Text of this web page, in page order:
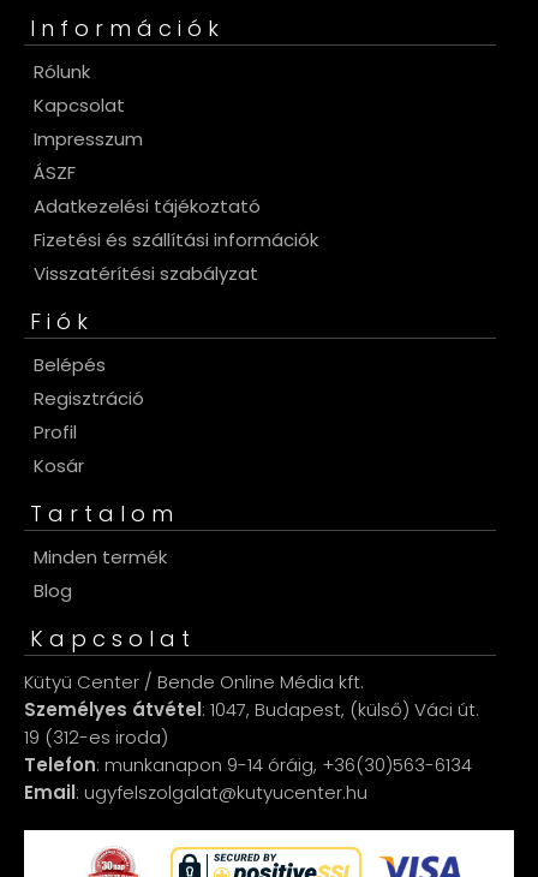
Információk
Rólunk
Kapcsolat
Impresszum
ÁSZF
Adatkezelési tájékoztató
Fizetési és szállítási információk
Visszatérítési szabályzat
Fiók
Belépés
Regisztráció
Profil
Kosár
Tartalom
Minden termék
Blog
Kapcsolat
Kütyü Center / Bende Online Média kft.
Személyes átvétel: 1047, Budapest, (külső) Váci út.
19 (312-es iroda)
Telefon: munkanapon 9-14 óráig, +36(30)563-6134
Email: ugyfelszolgalat@kutyucenter.hu